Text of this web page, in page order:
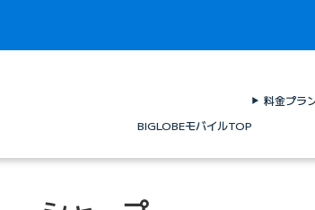
BIGLOBEモバイルTOP
料金プラ